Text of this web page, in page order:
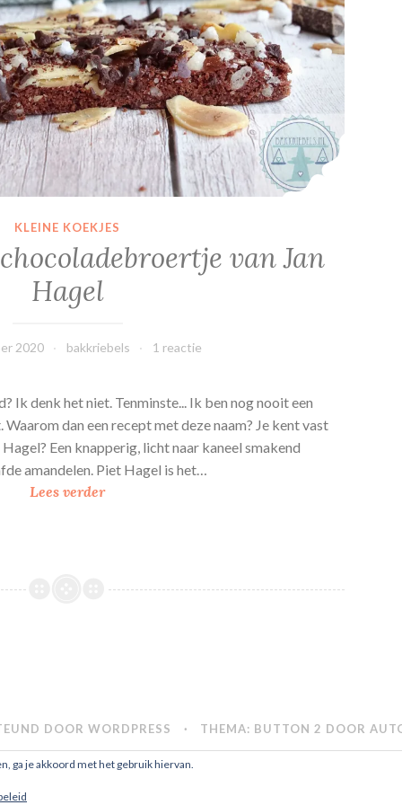
KLEINE KOEKJES
van Jan
Hagel
2020 bakkriebels 1 reactie
Ik denk het niet. Tenminste... Ik ben nog nooit een
dan een recept met deze naam? Je kent vast
Een knapperig, licht naar kaneel smakend
amandelen. Piet Hagel is het…
Lees verderP
e
t
DOOR WORDPRESS · THEMA: BUTTON 2 DOOR
ga je akkoord met het gebruik hiervan.